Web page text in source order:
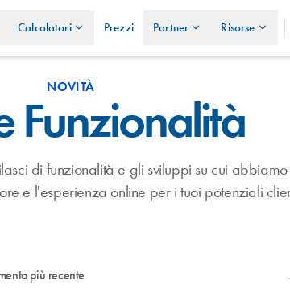
Calcolatori Prezzi Partner Risorse
NOVITÀ
Funzionalità
di funzionalità e gli sviluppi su cui
e l'esperienza online per i tuoi potenziali
più recente